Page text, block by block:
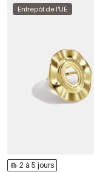
Entrepôt de l'UE
2 à 5 jours